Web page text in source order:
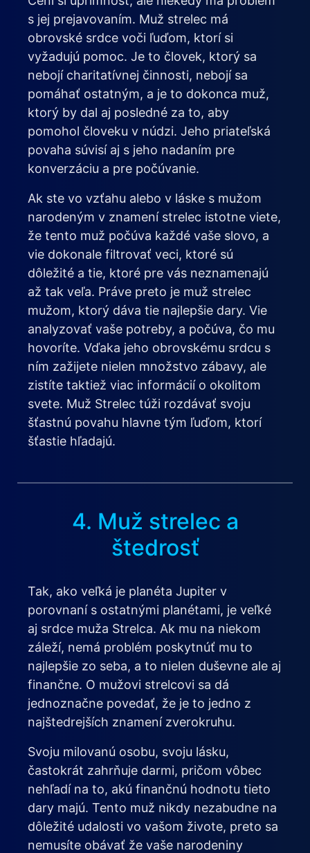
s jej prejavovaním. Muž strelec má
obrovské srdce voči ľuďom, ktorí si
vyžadujú pomoc. Je to človek, ktorý sa
nebojí charitatívnej činnosti, nebojí sa
pomáhať ostatným, a je to dokonca muž,
ktorý by dal aj posledné za to, aby
pomohol človeku v núdzi. Jeho priateľská
povaha súvisí aj s jeho nadaním pre
konverzáciu a pre počúvanie.
Ak ste vo vzťahu alebo v láske s mužom
narodeným v znamení strelec istotne viete,
že tento muž počúva každé vaše slovo, a
vie dokonale filtrovať veci, ktoré sú
dôležité a tie, ktoré pre vás neznamenajú
až tak veľa. Práve preto je muž strelec
mužom, ktorý dáva tie najlepšie dary. Vie
analyzovať vaše potreby, a počúva, čo mu
hovoríte. Vďaka jeho obrovskému srdcu s
ním zažijete nielen množstvo zábavy, ale
zistíte taktiež viac informácií o okolitom
svete. Muž Strelec túži rozdávať svoju
šťastnú povahu hlavne tým ľuďom, ktorí
šťastie hľadajú.
4. Muž strelec a
štedrosť
Tak, ako veľká je planéta Jupiter v
porovnaní s ostatnými planétami, je veľké
aj srdce muža Strelca. Ak mu na niekom
záleží, nemá problém poskytnúť mu to
najlepšie zo seba, a to nielen duševne ale aj
finančne. O mužovi strelcovi sa dá
jednoznačne povedať, že je to jedno z
najštedrejších znamení zverokruhu.
Svoju milovanú osobu, svoju lásku,
častokrát zahrňuje darmi, pričom vôbec
nehľadí na to, akú finančnú hodnotu tieto
dary majú. Tento muž nikdy nezabudne na
dôležité udalosti vo vašom živote, preto sa
nemusíte obávať že vaše narodeniny